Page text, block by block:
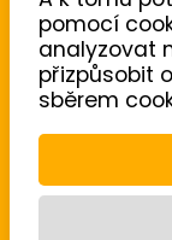
pomocí
analyzovat
přizpůsobit
sběrem